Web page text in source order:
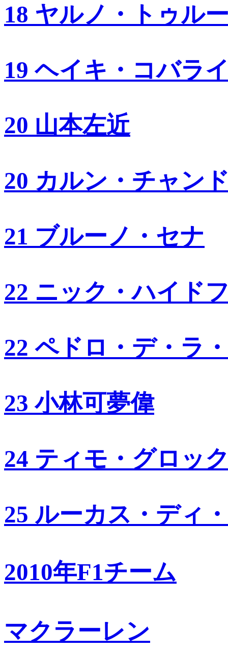
18 ヤルノ・トゥル
19 ヘイキ・コバラ
20 山本左近
20 カルン・チャン
21 ブルーノ・セナ
22 ニック・ハイド
22 ペドロ・デ・ラ
23 小林可夢偉
24 ティモ・グロッ
25 ルーカス・ディ
2010年F1チーム
マクラーレン